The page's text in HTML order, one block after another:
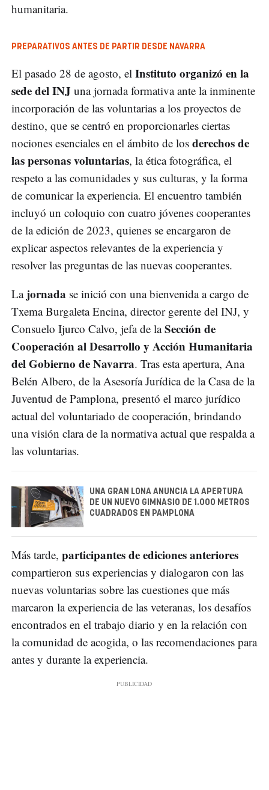
humanitaria.
PREPARATIVOS ANTES DE PARTIR DESDE NAVARRA
El pasado 28 de agosto, el Instituto organizó en la
sede del INJ una jornada formativa ante la inminente
incorporación de las voluntarias a los proyectos de
destino, que se centró en proporcionarles ciertas
nociones esenciales en el ámbito de los derechos de
las personas voluntarias, la ética fotográfica, el
respeto a las comunidades y sus culturas, y la forma
de comunicar la experiencia. El encuentro también
incluyó un coloquio con cuatro jóvenes cooperantes
de la edición de 2023, quienes se encargaron de
explicar aspectos relevantes de la experiencia y
resolver las preguntas de las nuevas cooperantes.
La jornada se inició con una bienvenida a cargo de
Txema Burgaleta Encina, director gerente del INJ, y
Consuelo Ijurco Calvo, jefa de laSección de
Cooperación al Desarrollo y Acción Humanitaria
del Gobierno de Navarra. Tras esta apertura, Ana
Belén Albero, de la Asesoría Jurídica de la Casa de la
Juventud de Pamplona, presentó el marco jurídico
actual del voluntariado de cooperación, brindando
una visión clara de la normativa actual que respalda a
las voluntarias.
UNA GRAN LONA ANUNCIA LA APERTURA
DE UN NUEVO GIMNASIO DE 1.000 METROS
CUADRADOS EN PAMPLONA
Más tarde, participantes de ediciones anteriores
compartieron sus experiencias y dialogaron con las
nuevas voluntarias sobre las cuestiones que más
marcaron la experiencia de las veteranas, los desafíos
encontrados en el trabajo diario y en la relación con
la comunidad de acogida, o las recomendaciones para
antes y durante la experiencia.